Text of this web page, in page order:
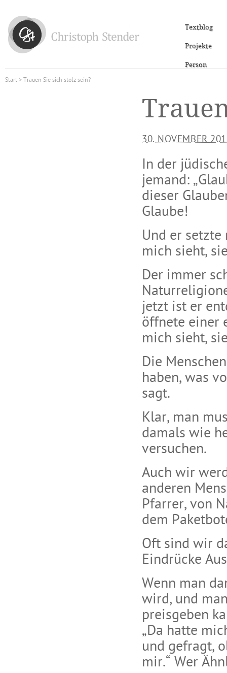
Textblog
Projekte
Person
Start> Trauen Sie sich stolz sein?
30. NOVEMBER
In der
jemand:
dieser
Glaube!
Und er
mich sieht,
Der immer
jetzt ist er
öffnete einer
mich sieht,
Die
haben, was
sagt.
Klar, man
damals wie
versuchen.
Auch wir
anderen
Pfarrer, von
dem
Oft sind wir
Eindrücke
Wenn man
wird, und
preisgeben
„Da hatte
und gefragt,
mir.“ Wer